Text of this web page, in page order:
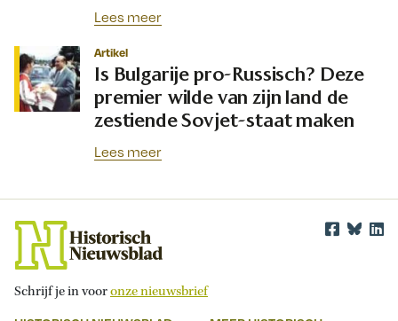
Lees meer
Artikel
Is Bulgarije pro-Russisch? Deze
premier wilde van zijn land de
zestiende Sovjet-staat maken
Lees meer
Schrijf je in vooronze nieuwsbrief